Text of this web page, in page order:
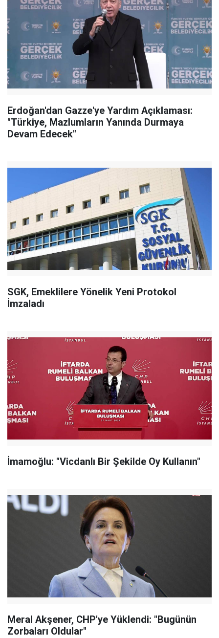
Erdoğan'dan Gazze'ye Yardım Açıklaması:
"Türkiye, Mazlumların Yanında Durmaya
Devam Edecek"
SGK, Emeklilere Yönelik Yeni Protokol
İmzaladı
İmamoğlu: "Vicdanlı Bir Şekilde Oy Kullanın"
Meral Akşener, CHP'ye Yüklendi: "Bugünün
Zorbaları Oldular"